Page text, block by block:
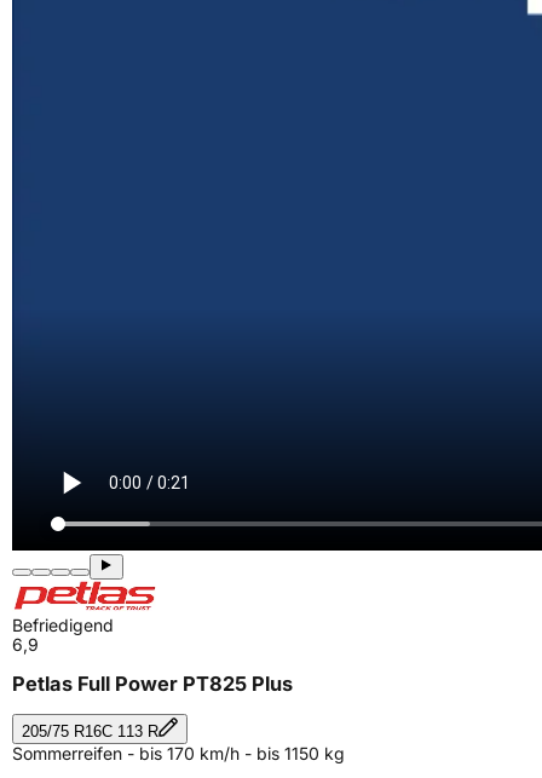
Befriedigend
6,9
Petlas Full Power PT825 Plus
205/75 R16C 113 R
Sommerreifen - bis 170 km/h - bis 1150 kg